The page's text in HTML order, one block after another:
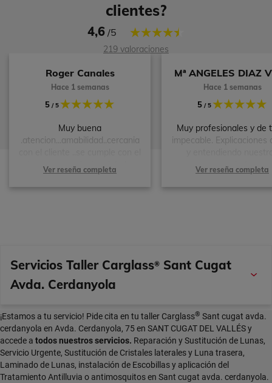
clientes?
4,6/5
219 valoraciones
Roger Canales
Hace 1 semanas
5/ 5
Muy buena
.atencion...amabilidad..cercania
horario...y profesionalidad...
Ver reseña completa
Mª ANGELES DIAZ
Hace 1 semanas
5/ 5
Muy profesionales y de
impecable. Explicaciones
necesidades.
Ver reseña completa
Servicios Taller Carglass® Sant Cugat
Avda. Cerdanyola
¡Estamos a tu servicio! Pide cita en tu taller Carglass® Sant cugat avda.
cerdanyola en Avda. Cerdanyola, 75 en SANT CUGAT DEL VALLÉS y
accede a todos nuestros servicios. Reparación y Sustitución de Lunas,
Servicio Urgente, Sustitución de Cristales laterales y Luna trasera,
Laminado de Lunas, instalación de Escobillas y aplicación del
Tratamiento Antilluvia o antimosquitos en Sant cugat avda. cerdanyola.